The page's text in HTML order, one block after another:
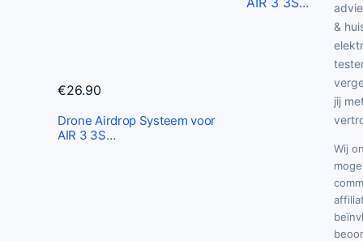
€26.90
Drone Airdrop Systeem voor
AIR 3 3S…
&
jij
Wij